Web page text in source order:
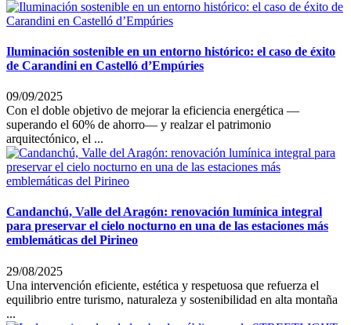
Iluminación sostenible en un entorno histórico: el caso de éxito
de Carandini en Castelló d’Empúries
09/09/2025
Con el doble objetivo de mejorar la eficiencia energética —
superando el 60% de ahorro— y realzar el patrimonio
arquitectónico, el ...
Candanchú, Valle del Aragón: renovación lumínica integral
para preservar el cielo nocturno en una de las estaciones más
emblemáticas del Pirineo
29/08/2025
Una intervención eficiente, estética y respetuosa que refuerza el
equilibrio entre turismo, naturaleza y sostenibilidad en alta montaña
...